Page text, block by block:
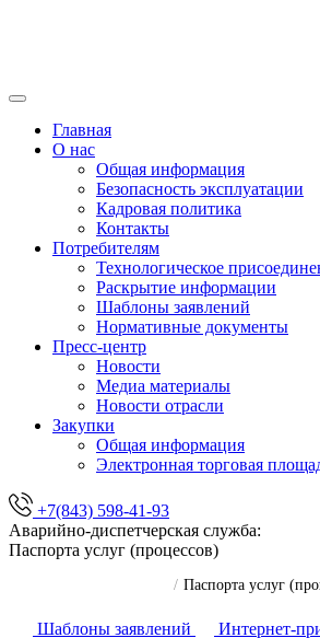
Главная
О нас
Общая информация
Безопасность эксплуатации
Кадровая политика
Контакты
Потребителям
Технологическое
Раскрытие информации
Шаблоны заявлений
Нормативные документы
Пресс-центр
Новости
Медиа материалы
Новости отрасли
Закупки
Общая информация
Электронная торговая
+7(843) 598-41-93
Аварийно-диспетчерская служба:
Паспорта услуг (процессов)
/ Паспорта услуг
Шаблоны заявлений Интернет-